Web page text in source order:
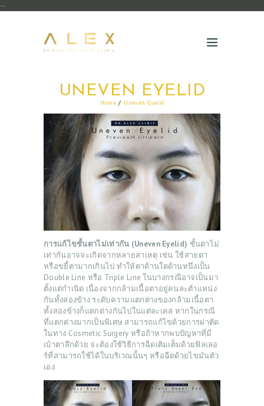
--
UNEVEN EYELID
Home Uneven Eyelid
ABOUT US
SERVICES
การแก้ไขชั้นตาไม่เท่ากัน (Uneven Eyelid) ชั้นตาไม่
เท่ากันอาจจะเกิดจากหลายสาเหตุ เช่น ใช้สายตา
หรือขยี้ตามากเกินไป ทำให้ตาด้านใดด้านหนึ่งเป็น
Double Line หรือ Triple Line ในบางกรณีอาจเป็นมา
ตั้งแต่กำเนิด เนื่องจากกล้ามเนื้อตาอยู่คนละตำแหน่ง
กันทั้งสองข้าง ระดับความแตกต่างของกล้ามเนื้อตา
ทั้งสองข้างก็แตกต่างกันไปในแต่ละเคส หากในกรณี
ที่แตกต่างมากเป็นพิเศษ สามารถแก้ไขด้วยการผ่าตัด
ในทาง Cosmetic Surgery หรือถ้าหากพบปัญหาที่มี
เบ้าตาลึกด้วย จะต้องใช้วิธีการฉีดเติมเต็มด้วยฟิลเลอ
ร์ที่สามารถใช้ได้ในบริเวณนั้นๆ หรือฉีดด้วยไขมันตัว
เอง